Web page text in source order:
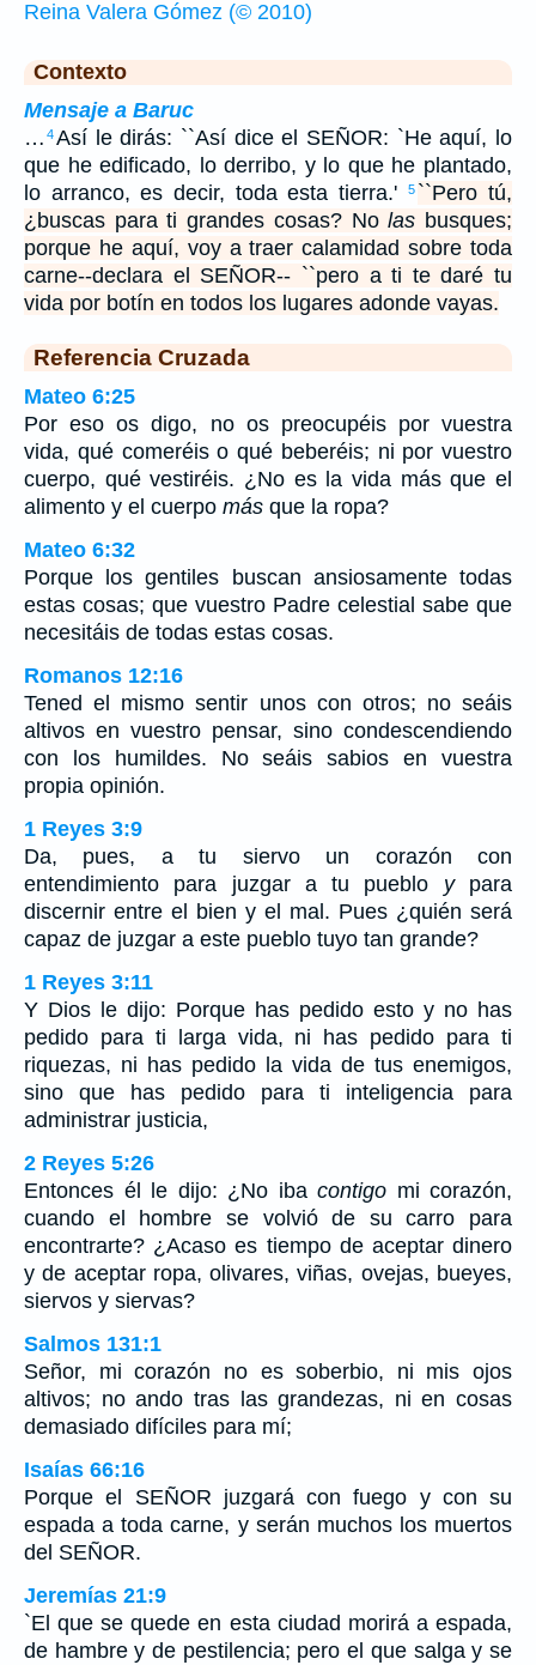
Reina Valera Gómez (© 2010)
Contexto
Mensaje a Baruc
… 4Así le dirás: ``Así dice el SEÑOR: `He aquí, lo
que he edificado, lo derribo, y lo que he plantado,
lo arranco, es decir, toda esta tierra.'
5 ``Pero tú,
¿buscas para ti grandes cosas? Nolas busques;
porque he aquí, voy a traer calamidad sobre toda
carne--declara el SEÑOR-- ``pero a ti te daré tu
vida por botín en todos los lugares adonde vayas.
Referencia Cruzada
Mateo 6:25
Por eso os digo, no os preocupéis por vuestra
vida, qué comeréis o qué beberéis; ni por vuestro
cuerpo, qué vestiréis. ¿No es la vida más que el
alimento y el cuerpo más que la ropa?
Mateo 6:32
Porque los gentiles buscan ansiosamente todas
estas cosas; que vuestro Padre celestial sabe que
necesitáis de todas estas cosas.
Romanos 12:16
Tened el mismo sentir unos con otros; no seáis
altivos en vuestro pensar, sino condescendiendo
con los humildes. No seáis sabios en vuestra
propia opinión.
1 Reyes 3:9
Da, pues, a tu siervo un corazón con
entendimiento para juzgar a tu pueblo ypara
discernir entre el bien y el mal. Pues ¿quién será
capaz de juzgar a este pueblo tuyo tan grande?
1 Reyes 3:11
Y Dios le dijo: Porque has pedido esto y no has
pedido para ti larga vida, ni has pedido para ti
riquezas, ni has pedido la vida de tus enemigos,
sino que has pedido para ti inteligencia para
administrar justicia,
2 Reyes 5:26
Entonces él le dijo: ¿No iba contigo mi corazón,
cuando el hombre se volvió de su carro para
encontrarte? ¿Acaso es tiempo de aceptar dinero
y de aceptar ropa, olivares, viñas, ovejas, bueyes,
siervos y siervas?
Salmos 131:1
Señor, mi corazón no es soberbio, ni mis ojos
altivos; no ando tras las grandezas, ni en cosas
demasiado difíciles para mí;
Isaías 66:16
Porque el SEÑOR juzgará con fuego y con su
espada a toda carne, y serán muchos los muertos
del SEÑOR.
Jeremías 21:9
`El que se quede en esta ciudad morirá a espada,
de hambre y de pestilencia; pero el que salga y se